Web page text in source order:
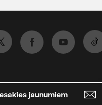
izrādēm:
G.Ostrovska
2016), A.Kristofas "Lielā
2016), Dž.Dž.Džilindžera
2015), A.Jugova
2015), L. Hola
jaunumiem